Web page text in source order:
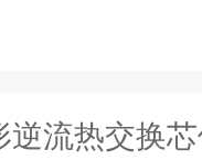
逆流热交换